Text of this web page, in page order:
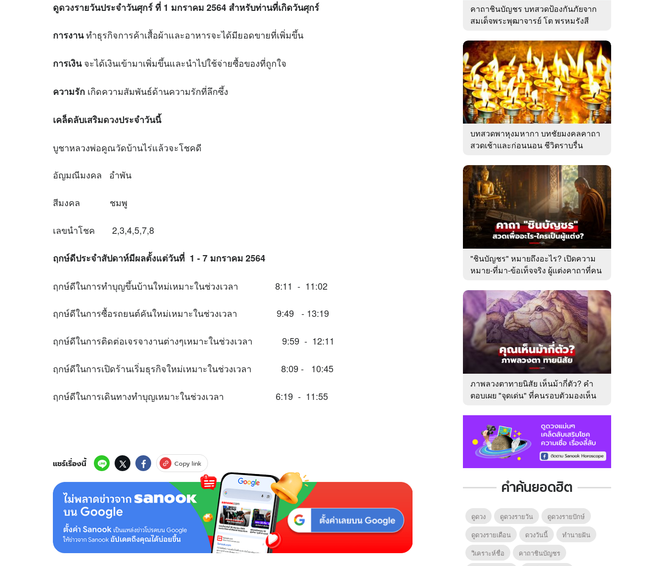
ดูดวงรายวันประจำวันศุกร์ ที่ 1 มกราคม 2564 สำหรับท่านที่เกิดวันศุกร์
การงานทำธุรกิจการค้าเสื้อผ้าและอาหารจะได้มียอดขายที่เพิ่มขึ้น
การเงินจะได้เงินเข้ามาเพิ่มขึ้นและนำไปใช้จ่ายซื้อของที่ถูกใจ
ความรัก เกิดความสัมพันธ์ด้านความรักที่ลึกซึ้ง
เคล็ดลับเสริมดวงประจำวันนี้
บูชาหลวงพ่อคูณวัดบ้านไร่แล้วจะโชคดี
อัญมณีมงคล อำพัน
สีมงคล ชมพู
เลขนำโชค 2,3,4,5,7,8
ฤกษ์ดีประจำสัปดาห์มีผลตั้งแต่วันที่ 1 - 7 มกราคม 2564
ฤกษ์ดีในการทำบุญขึ้นบ้านใหม่เหมาะในช่วงเวลา 8:11 - 11:02
ฤกษ์ดีในการซื้อรถยนต์คันใหม่เหมาะในช่วงเวลา 9:49 - 13:19
ฤกษ์ดีในการติดต่อเจรจางานต่างๆเหมาะในช่วงเวลา 9:59 - 12:11
ฤกษ์ดีในการเปิดร้านเริ่มธุรกิจใหม่เหมาะในช่วงเวลา 8:09 - 10:45
ฤกษ์ดีในการเดินทางทำบุญเหมาะในช่วงเวลา 6:19 - 11:55
แชร์เรื่องนี้ Copy link
คาถาชินบัญชร บทสวดป้องกันภัยจาก
สมเด็จพระพุฒาจารย์ โต พรหมรังสี
บทสวดพาหุงมหากา บทชัยมงคลคาถา
สวดเช้าและก่อนนอน ชีวิตราบรื่น
"ชินบัญชร" หมายถึงอะไร? เปิดความ
หมาย-ที่มา-ข้อเท็จจริง ผู้แต่งคาถาที่คน
ภาพลวงตาทายนิสัย เห็นม้ากี่ตัว? คำ
ตอบเผย "จุดเด่น" ที่คนรอบตัวมองเห็น
คำค้นยอดฮิต
ดูดวง ดูดวงรายวัน
ดูดวงรายปักษ์
ดูดวงรายเดือน
ดวงวันนี้
ทํานายฝัน
วิเคราะห์ชื่อ
คาถาชินบัญชร